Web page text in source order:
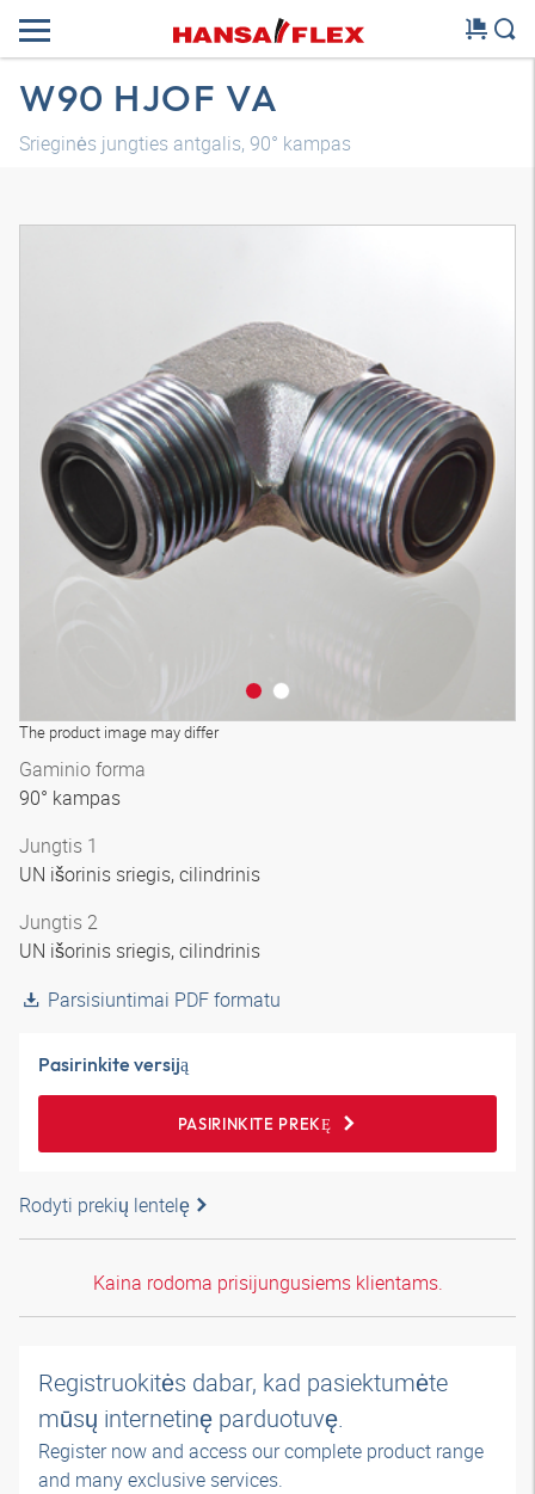
W90 HJOF VA
Srieginės jungties antgalis, 90° kampas
The product image may differ
Gaminio forma
90° kampas
Jungtis 1
UN išorinis sriegis, cilindrinis
Jungtis 2
UN išorinis sriegis, cilindrinis
Parsisiuntimai PDF formatu
Pasirinkite versiją
PASIRINKITE PREKĘ
Rodyti prekių lentelę
Kaina rodoma prisijungusiems klientams.
Registruokitės dabar, kad pasiektumėte
mūsų internetinę parduotuvę.
Register now and access our complete product range
and many exclusive services.